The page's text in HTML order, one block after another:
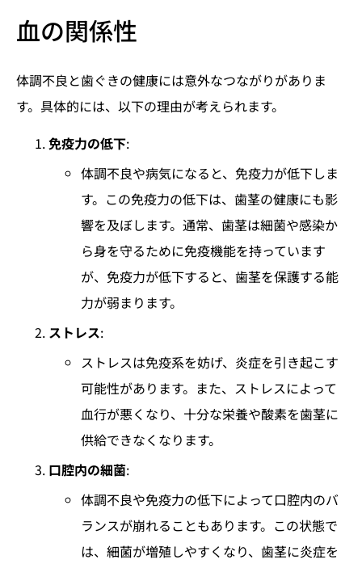
血の関係性
体調不良と歯ぐきの健康には意外なつながりがありま
す。具体的には、以下の理由が考えられます。
免疫力の低下:
体調不良や病気になると、免疫力が低下しま
す。この免疫力の低下は、歯茎の健康にも影
響を及ぼします。通常、歯茎は細菌や感染か
ら身を守るために免疫機能を持っています
が、免疫力が低下すると、歯茎を保護する能
力が弱まります。
ストレス:
ストレスは免疫系を妨げ、炎症を引き起こす
可能性があります。また、ストレスによって
血行が悪くなり、十分な栄養や酸素を歯茎に
供給できなくなります。
口腔内の細菌:
体調不良や免疫力の低下によって口腔内のバ
ランスが崩れることもあります。この状態で
は、細菌が増殖しやすくなり、歯茎に炎症を